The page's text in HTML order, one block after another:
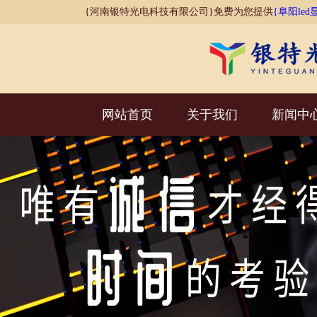
{河南银特光电科技有限公司}免费为您提供{阜阳led
网站首页 关于我们 新闻中